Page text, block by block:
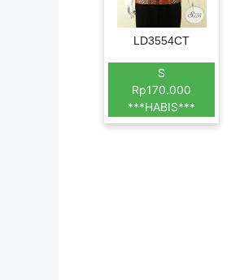
LD3554CT
S
Rp170.000
***HABIS***